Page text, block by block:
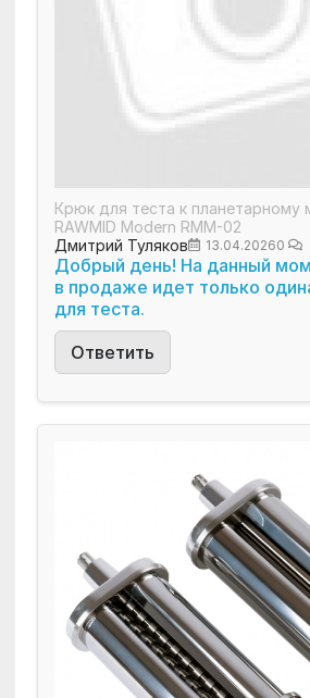
Крюк для теста к планетарному
RAWMID Modern RMM-02
Дмитрий Туляков
13.04.20260
Добрый день! На данный
в продаже идет только
для теста.
Ответить